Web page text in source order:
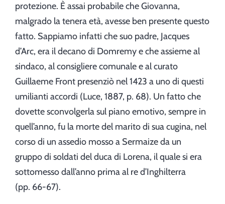
protezione. È assai probabile che Giovanna,
malgrado la tenera età, avesse ben presente questo
fatto. Sappiamo infatti che suo padre, Jacques
d’Arc, era il decano di Domremy e che assieme al
sindaco, al consigliere comunale e al curato
Guillaeme Front presenziò nel 1423 a uno di questi
umilianti accordi (Luce, 1887, p. 68). Un fatto che
dovette sconvolgerla sul piano emotivo, sempre in
quell’anno, fu la morte del marito di sua cugina, nel
corso di un assedio mosso a Sermaize da un
gruppo di soldati del duca di Lorena, il quale si era
sottomesso dall’anno prima al re d’Inghilterra
(pp. 66-67).